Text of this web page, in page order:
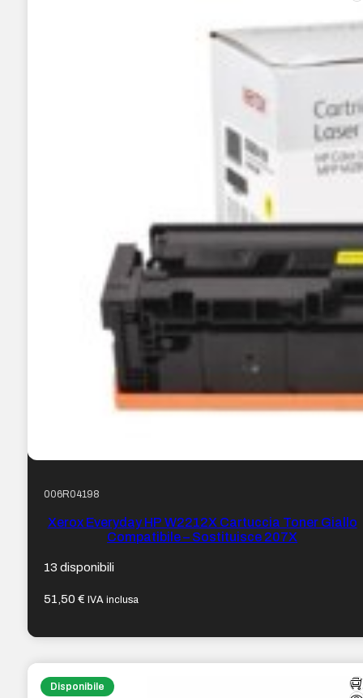
006R04198
Xerox Everyday HP W2212X Cartuccia Toner Giallo
Compatibile – Sostituisce 207X
13 disponibili
51,50€ IVA inclusa
Disponibile